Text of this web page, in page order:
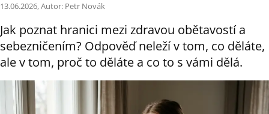
13.06.2026, Autor: Petr Novák
Jak poznat hranici mezi zdravou obětavostí a
sebezničením? Odpověď neleží v tom, co děláte,
ale v tom, proč to děláte a co to s vámi dělá.